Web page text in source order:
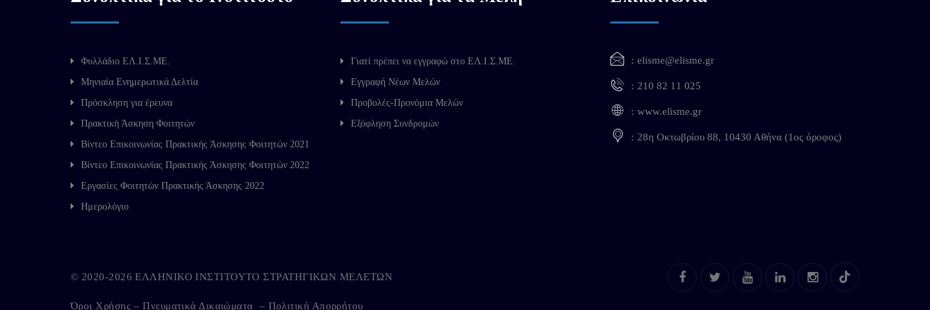
Φυλλάδιο ΕΛ.Ι.Σ.ΜΕ.
Μηνιαία Ενημερωτικά Δελτία
Πρόσκληση για έρευνα
Πρακτική Άσκηση Φοιτητών
Βίντεο Επικοινωνίας Πρακτικής Άσκησης Φοιτητών 2021
Βίντεο Επικοινωνίας Πρακτικής Άσκησης Φοιτητών 2022
Εργασίες Φοιτητών Πρακτικής Άσκησης 2022
Ημερολόγιο
Γιατί πρέπει να εγγραφώ στο ΕΛ.Ι.Σ.ΜΕ.
Εγγραφή Νέων Μελών
Προβολές-Προνόμια Μελών
Εξόφληση Συνδρομών
elisme@elisme.gr
210 82 11 025
www.elisme.gr
28η Οκτωβρίου 88, 10430 Αθήνα (1ος όροφος)
© 2020-2026 ΕΛΛΗΝΙΚΟ ΙΝΣΤΙΤΟΥΤΟ ΣΤΡΑΤΗΓΙΚΩΝ ΜΕΛΕΤΩΝ
Όροι Χρήσης – Πνευματικά Δικαιώματα – Πολιτική Απορρήτου